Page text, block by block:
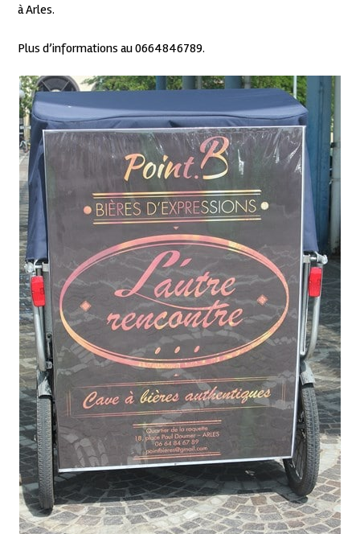
à Arles.
Plus d’informations au 0664846789.